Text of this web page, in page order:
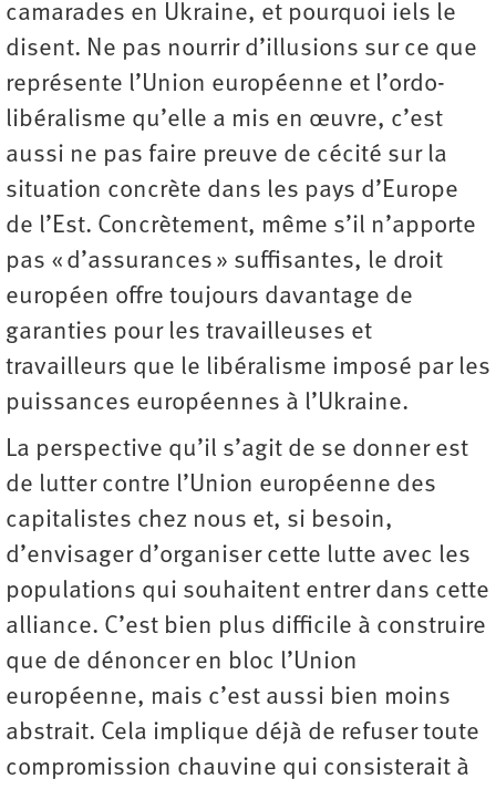
camarades en Ukraine, et pourquoi iels le
disent. Ne pas nourrir d’illusions sur ce que
représente l’Union européenne et l’ordo-
libéralisme qu’elle a mis en œuvre, c’est
aussi ne pas faire preuve de cécité sur la
situation concrète dans les pays d’Europe
de l’Est. Concrètement, même s’il n’apporte
pas « d’assurances » suffisantes, le droit
européen offre toujours davantage de
garanties pour les travailleuses et
travailleurs que le libéralisme imposé par les
puissances européennes à l’Ukraine.
La perspective qu’il s’agit de se donner est
de lutter contre l’Union européenne des
capitalistes chez nous et, si besoin,
d’envisager d’organiser cette lutte avec les
populations qui souhaitent entrer dans cette
alliance. C’est bien plus difficile à construire
que de dénoncer en bloc l’Union
européenne, mais c’est aussi bien moins
abstrait. Cela implique déjà de refuser toute
compromission chauvine qui consisterait à